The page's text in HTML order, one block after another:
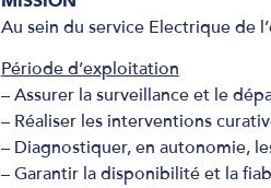
Au sein du service Electrique de
Période d’exploitation
– Assurer la surveillance et le
– Réaliser les interventions
– Diagnostiquer, en autonomie,
– Garantir la disponibilité et la